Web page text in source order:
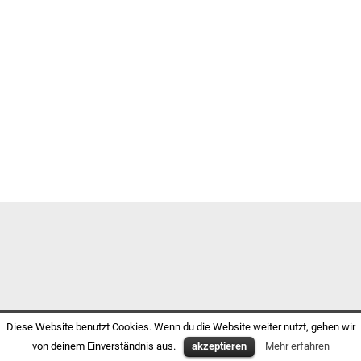
Diese Website benutzt Cookies. Wenn du die Website weiter nutzt, gehen wir
von deinem Einverständnis aus.
akzeptieren Mehr erfahren